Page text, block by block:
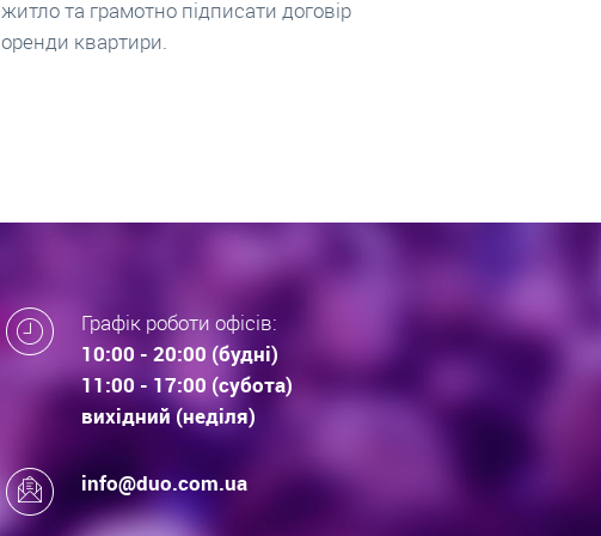
нараховується біля 100 пропозицій
новобудов. Що купують Львів’яни та
Графік роботи офісів:
10:00 - 20:00 (будні)
11:00 - 17:00 (субота)
вихідний (неділя)
info@duo.com.ua